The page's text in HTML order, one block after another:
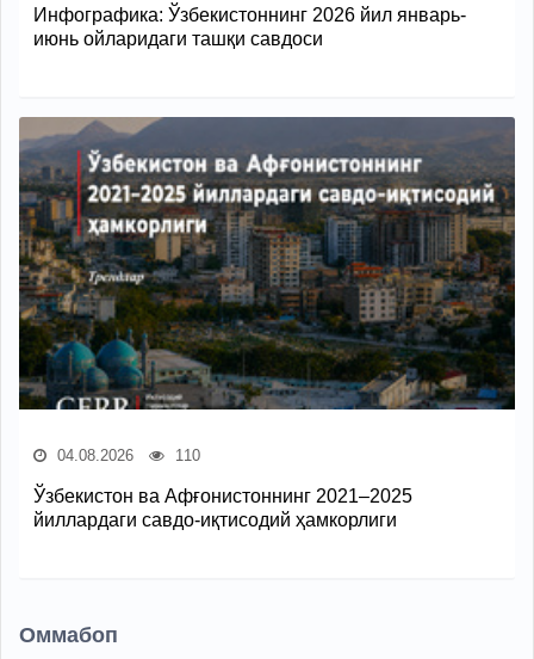
Инфографика: Ўзбекистоннинг 2026 йил январь-
июнь ойларидаги ташқи савдоси
04.08.2026 110
Ўзбекистон ва Афғонистоннинг 2021–2025
йиллардаги савдо-иқтисодий ҳамкорлиги
Оммабоп